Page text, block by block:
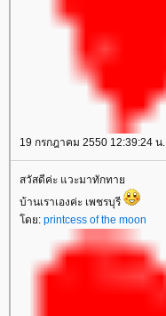
19 กรกฎาคม 2550 12:39:24 น.
สวัสดีค่ะ แวะมาทักทา
บ้านเราเองค่ะ เพชรบุรี
ดย: printcess of the moon